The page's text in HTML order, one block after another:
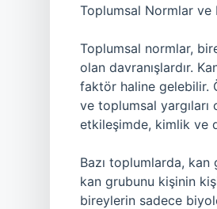
Toplumsal Normlar ve
Toplumsal normlar,
olan davranışlardır.
faktör haline gelebilir.
ve toplumsal yargıları
etkileşimde, kimlik ve
Bazı toplumlarda, kan
kan grubunu kişinin
bireylerin sadece